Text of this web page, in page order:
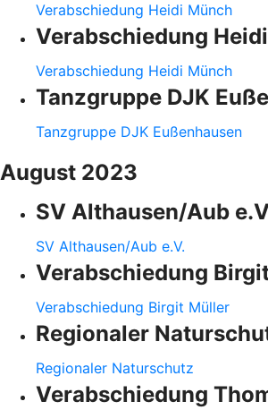
Verabschiedung Heidi Münch
Verabschiedung
Verabschiedung Heidi Münch
Tanzgruppe DJK
Tanzgruppe DJK Eußenhausen
August 2023
SV Althausen/Aub
SV Althausen/Aub e.V.
Verabschiedung
Verabschiedung Birgit Müller
Regionaler
Regionaler Naturschutz
Verabschiedung